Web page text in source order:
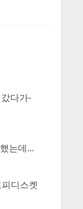
다가-
했는데…
디스켓